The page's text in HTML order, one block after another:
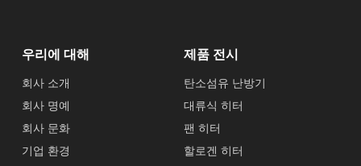
우리에 대해
회사 소개
회사 명예
회사 문화
기업 환경
제품 전시
탄소섬유 난방기
대류식 히터
팬 히터
할로겐 히터